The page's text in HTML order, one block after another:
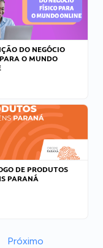
DO NEGÓCIO
O MUNDO
DE PRODUTOS
PARANÁ
Próximo